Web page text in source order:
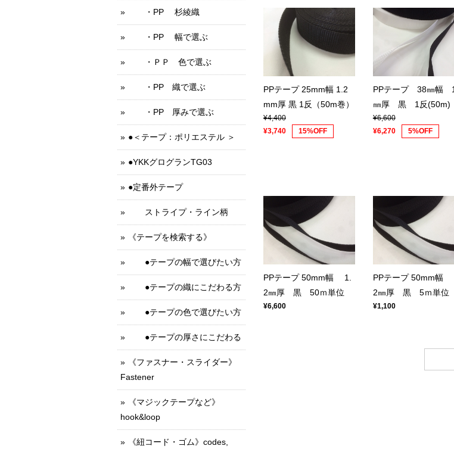
PPテープ 25mm幅 1.2
mm厚 黒 1反（50m巻）
¥4,400
¥3,740
15%OFF
PPテープ 38㎜幅
㎜厚 黒 1反(50m)
¥6,600
¥6,270
5%OFF
PPテープ 50mm幅 1.
2㎜厚 黒 50ｍ単位
¥6,600
PPテープ 50mm幅
2㎜厚 黒 5ｍ単位
¥1,100
・PP 杉綾織
・PP 幅で選ぶ
・ＰＰ 色で選ぶ
・PP 織で選ぶ
・PP 厚みで選ぶ
●＜テープ：ポリエステル ＞
●YKKグログランTG03
●定番外テープ
ストライプ・ライン柄
《テープを検索する》
●テープの幅で選びたい方
●テープの織にこだわる方
●テープの色で選びたい方
●テープの厚さにこだわる
《ファスナー・スライダー》
Fastener
《マジックテープなど》
hook&loop
《紐コード・ゴム》codes,